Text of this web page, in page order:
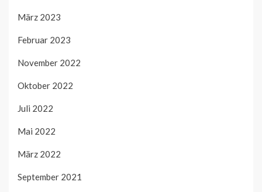
März 2023
Februar 2023
November 2022
Oktober 2022
Juli 2022
Mai 2022
März 2022
September 2021